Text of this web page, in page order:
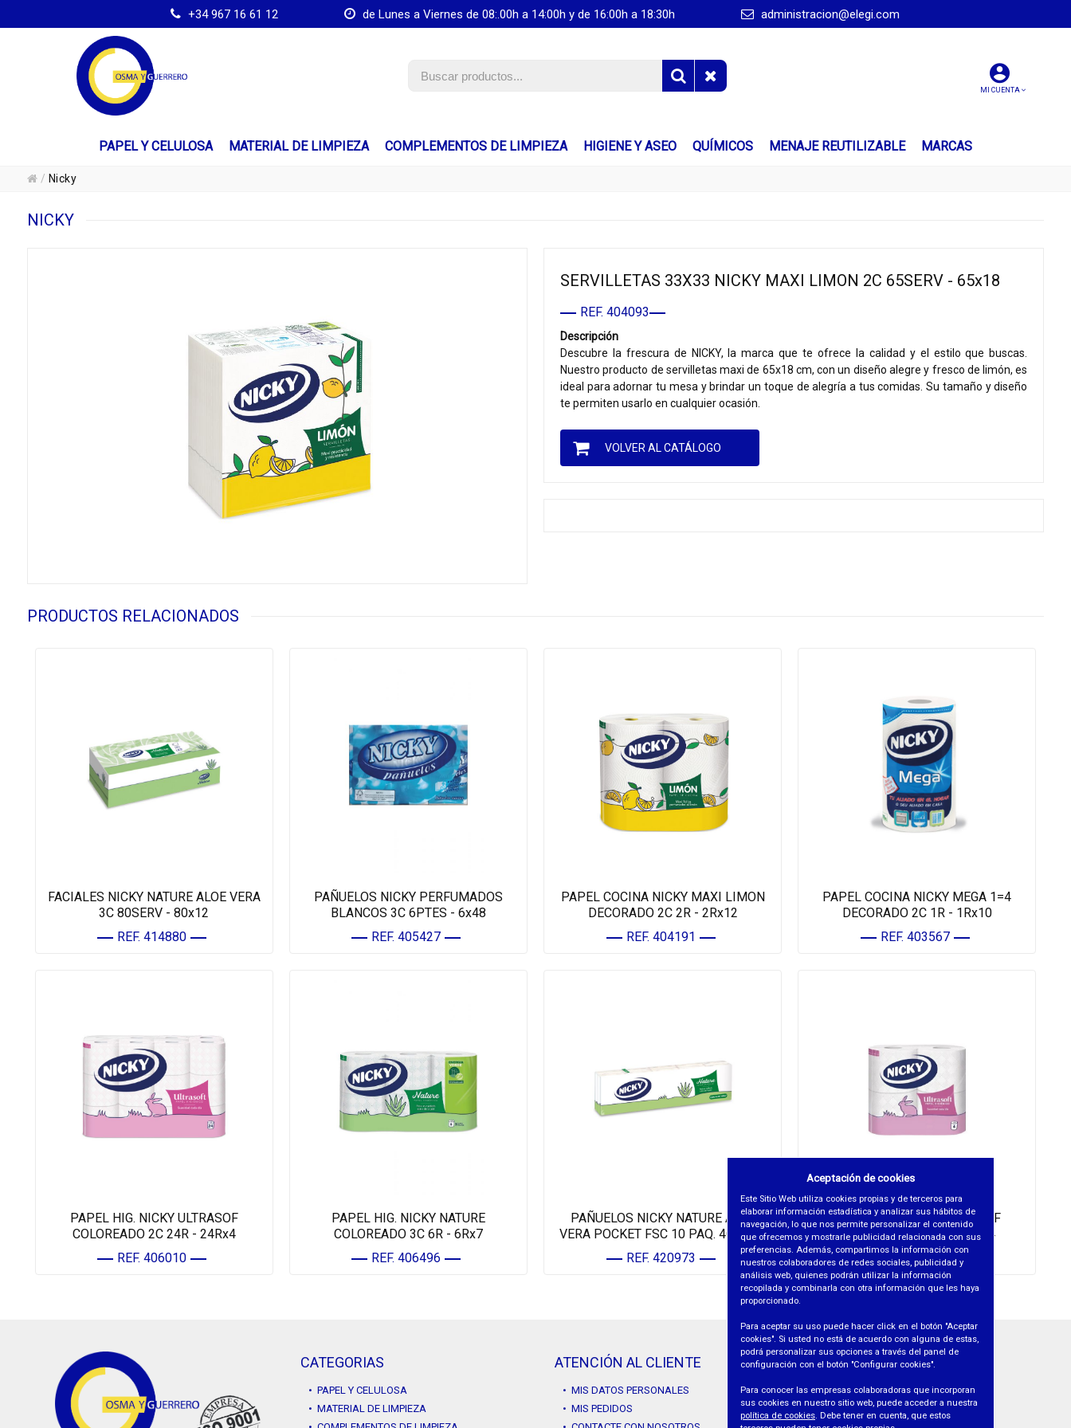
+34 967 16 61 12 de Lunes a Viernes de 08:.00h a 14:00h y de 16:00h a 18:30h administracion@elegi.com
MI CUENTA
PAPEL Y CELULOSA MATERIAL DE LIMPIEZA COMPLEMENTOS DE LIMPIEZA HIGIENE Y ASEO QUÍMICOS MENAJE REUTILIZABLE MARCAS
/ Nicky
NICKY
SERVILLETAS 33X33 NICKY MAXI LIMON 2C 65SERV - 65x18
REF. 404093
Descripción
Descubre la frescura de NICKY, la marca que te ofrece la calidad y el estilo que buscas.
Nuestro producto de servilletas maxi de 65x18 cm, con un diseño alegre y fresco de limón, es
ideal para adornar tu mesa y brindar un toque de alegría a tus comidas. Su tamaño y diseño
te permiten usarlo en cualquier ocasión.
VOLVER AL CATÁLOGO
PRODUCTOS RELACIONADOS
FACIALES NICKY NATURE ALOE VERA
3C 80SERV - 80x12
REF. 414880
PAÑUELOS NICKY PERFUMADOS
BLANCOS 3C 6PTES - 6x48
REF. 405427
PAPEL COCINA NICKY MAXI LIMON
DECORADO 2C 2R - 2Rx12
REF. 404191
PAPEL COCINA NICKY MEGA 1=4
DECORADO 2C 1R - 1Rx10
REF. 403567
PAPEL HIG. NICKY ULTRASOF
COLOREADO 2C 24R - 24Rx4
REF. 406010
PAPEL HIG. NICKY NATURE
COLOREADO 3C 6R - 6Rx7
REF. 406496
PAÑUELOS NICKY NATURE ALOE
VERA POCKET FSC 10 PAQ. 4CAPAS
REF. 420973
PAPEL HIG. NICKY ULTRASOF
COLOREADO 2C 4R - 4Rx24
REF. 406008
CATEGORIAS
• PAPEL Y CELULOSA
• MATERIAL DE LIMPIEZA
ATENCIÓN AL CLIENTE
• MIS DATOS PERSONALES
• MIS PEDIDOS
INFORMACIÓN
• AVISO LEGAL
• PROTECCIÓN DE DATOS
Aceptación de cookies
Este Sitio Web utiliza cookies propias y de terceros para
elaborar información estadística y analizar sus hábitos de
navegación, lo que nos permite personalizar el contenido
que ofrecemos y mostrarle publicidad relacionada con sus
preferencias. Además, compartimos la información con
nuestros colaboradores de redes sociales, publicidad y
análisis web, quienes podrán utilizar la información
recopilada y combinarla con otra información que les haya
proporcionado.
Para aceptar su uso puede hacer click en el botón "Aceptar
cookies". Si usted no está de acuerdo con alguna de estas,
podrá personalizar sus opciones a través del panel de
configuración con el botón "Configurar cookies".
Para conocer las empresas colaboradoras que incorporan
sus cookies en nuestro sitio web, puede acceder a nuestra
política de cookies. Debe tener en cuenta, que estos